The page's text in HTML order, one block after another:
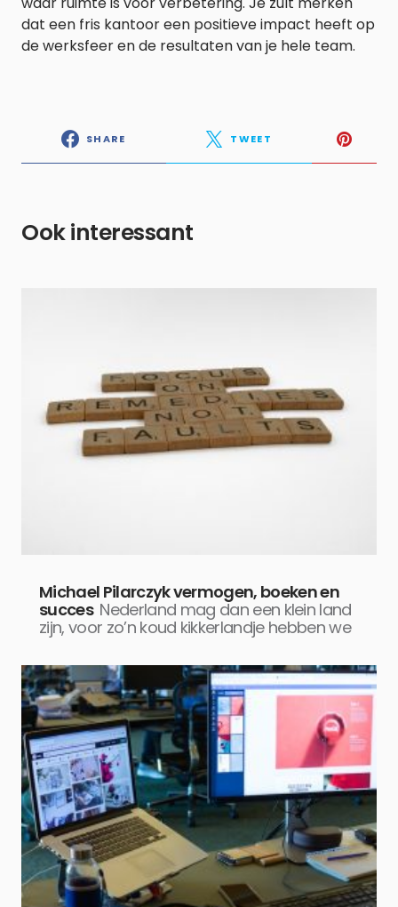
dat een fris kantoor een positieve impact heeft op
de werksfeer en de resultaten van je hele team.
SHARE TWEET
Ook interessant
Michael Pilarczyk vermogen, boeken en
succes Nederland mag dan een klein land
zijn, voor zo’n koud kikkerlandje hebben we